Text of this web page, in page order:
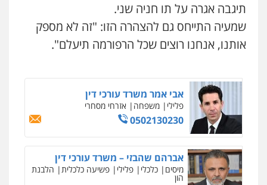
תיגבה אגרה על תו חניה שני.
שמעיה התייחס גם להצהרה הזו: "זה לא מספק
אותנו, אנחנו רוצים שכל הרפורמה תיעלם".
מצגר ושות', חברת עורכי דין
נדל"ן / עסקים משפחה תעבורה כלכלי
הוצאה לפועל
אבי אמר משרד עורכי דין
פלילי משפחה אזרחי מסחרי
0502130230
אברהם שהבזי – משרד עורכי דין
מיסים כלכלי פלילי פשיעה כלכלית הלבנת
הון
0504578527